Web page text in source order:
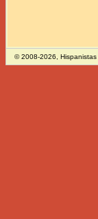
© 2008-2026, Hispanistas